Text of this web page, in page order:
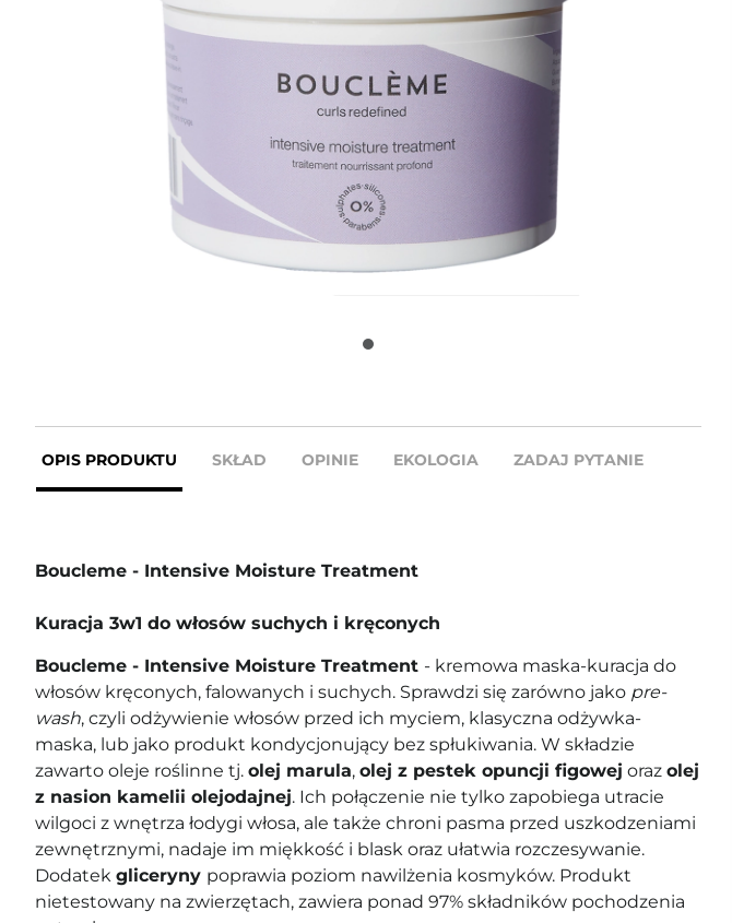
OPIS PRODUKTU SKŁAD OPINIE EKOLOGIA ZADAJ PYTANIE
Boucleme - Intensive Moisture Treatment
Kuracja 3w1 do włosów suchych i kręconych
Boucleme - Intensive Moisture Treatment - kremowa maska-kuracja do
włosów kręconych, falowanych i suchych. Sprawdzi się zarówno jako pre-
wash, czyli odżywienie włosów przed ich myciem, klasyczna odżywka-
maska, lub jako produkt kondycjonujący bez spłukiwania. W składzie
zawarto oleje roślinne tj. olej marula, olej z pestek opuncji figowej oraz olej
z nasion kamelii olejodajnej. Ich połączenie nie tylko zapobiega utracie
wilgoci z wnętrza łodygi włosa, ale także chroni pasma przed uszkodzeniami
zewnętrznymi, nadaje im miękkość i blask oraz ułatwia rozczesywanie.
Dodatek gliceryny poprawia poziom nawilżenia kosmyków. Produkt
nietestowany na zwierzętach, zawiera ponad 97% składników pochodzenia